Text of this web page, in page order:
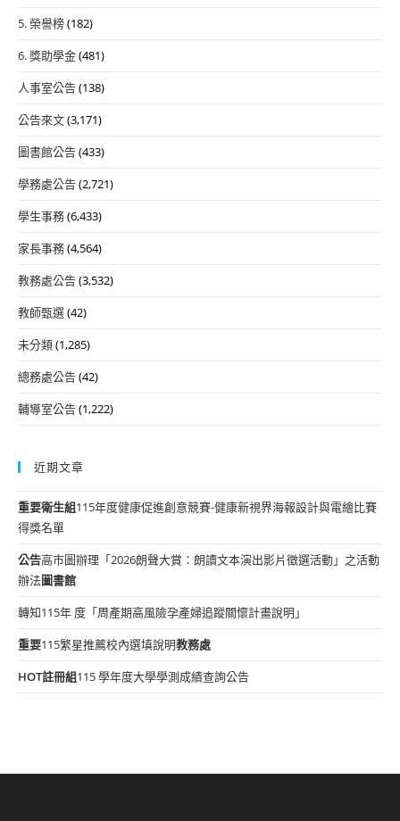
5. 榮譽榜(182)
6. 獎助學金(481)
人事室公告(138)
公告來文(3,171)
圖書館公告(433)
學務處公告(2,721)
學生事務(6,433)
家長事務(4,564)
教務處公告(3,532)
教師甄選(42)
未分類(1,285)
總務處公告(42)
輔導室公告(1,222)
近期文章
重要衛生組115年度健康促進創意競賽-健康新視界海報設計與電繪比賽
得獎名單
公告高市圖辦理「2026朗聲大賞：朗讀文本演出影片徵選活動」之活動
辦法圖書館
轉知115年 度「周產期高風險孕產婦追蹤關懷計畫說明」
重要115繁星推薦校內選填說明教務處
HOT註冊組115 學年度大學學測成績查詢公告